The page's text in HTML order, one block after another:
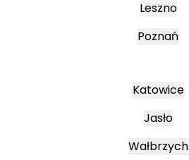
Leszno
Poznań
Katowice
Jasło
Wałbrzych